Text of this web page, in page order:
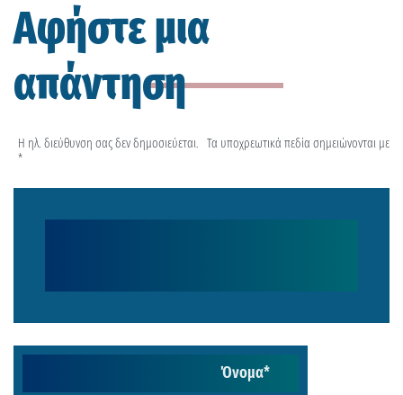
Αφήστε μια
απάντηση
Η ηλ. διεύθυνση σας δεν δημοσιεύεται. Τα υποχρεωτικά πεδία σημειώνονται με
*
Όνομα*